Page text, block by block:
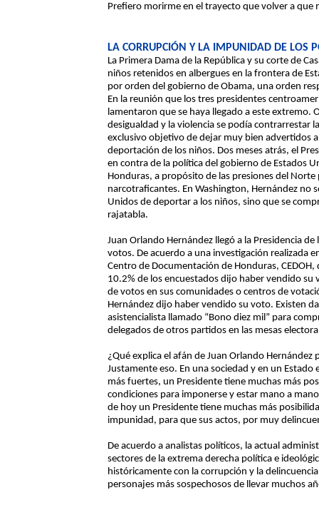
Prefiero morirme en el trayecto que volver a que
LA CORRUPCIÓN Y LA IMPUNIDAD DE LOS
La Primera Dama de la República y su corte de
niños retenidos en albergues en la frontera de
por orden del gobierno de Obama, una orden
En la reunión que los tres presidentes
lamentaron que se haya llegado a este extremo.
desigualdad y la violencia se podía contrarrestar
exclusivo objetivo de dejar muy bien advertidos
deportación de los niños. Dos meses atrás, el
en contra de la política del gobierno de Estados
Honduras, a propósito de las presiones del
narcotraficantes. En Washington, Hernández no
Unidos de deportar a los niños, sino que se
rajatabla.
Juan Orlando Hernández llegó a la Presidencia
votos. De acuerdo a una investigación realizada
Centro de Documentación de Honduras,
10.2% de los encuestados dijo haber vendido
de votos en sus comunidades o centros de
Hernández dijo haber vendido su voto. Existen
asistencialista llamado “Bono diez mil” para
delegados de otros partidos en las mesas
¿Qué explica el afán de Juan Orlando
Justamente eso. En una sociedad y en un
más fuertes, un Presidente tiene muchas más
condiciones para imponerse y estar mano a
de hoy un Presidente tiene muchas más
impunidad, para que sus actos, por muy
De acuerdo a analistas políticos, la actual
sectores de la extrema derecha política e
históricamente con la corrupción y la
personajes más sospechosos de llevar muchos